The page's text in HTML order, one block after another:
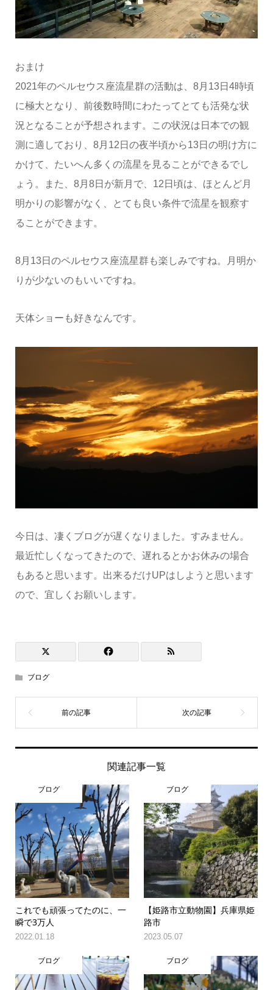
おまけ
2021年のペルセウス座流星群の活動は、8月13日4時頃
に極大となり、前後数時間にわたってとても活発な状
況となることが予想されます。この状況は日本での観
測に適しており、8月12日の夜半頃から13日の明け方に
かけて、たいへん多くの流星を見ることができるでし
ょう。また、8月8日が新月で、12日頃は、ほとんど月
明かりの影響がなく、とても良い条件で流星を観察す
ることができます。
8月13日のペルセウス座流星群も楽しみですね。月明か
りが少ないのもいいですね。
天体ショーも好きなんです。
今日は、凄くブログが遅くなりました。すみません。
最近忙しくなってきたので、遅れるとかお休みの場合
もあると思います。出来るだけUPはしようと思います
ので、宜しくお願いします。
ブログ
関連記事一覧
ブログ
これでも頑張ってたのに、一
瞬で3万人
2022.01.18
ブログ
【姫路市立動物園】兵庫県姫
路市
2023.05.07
ブログ ブログ